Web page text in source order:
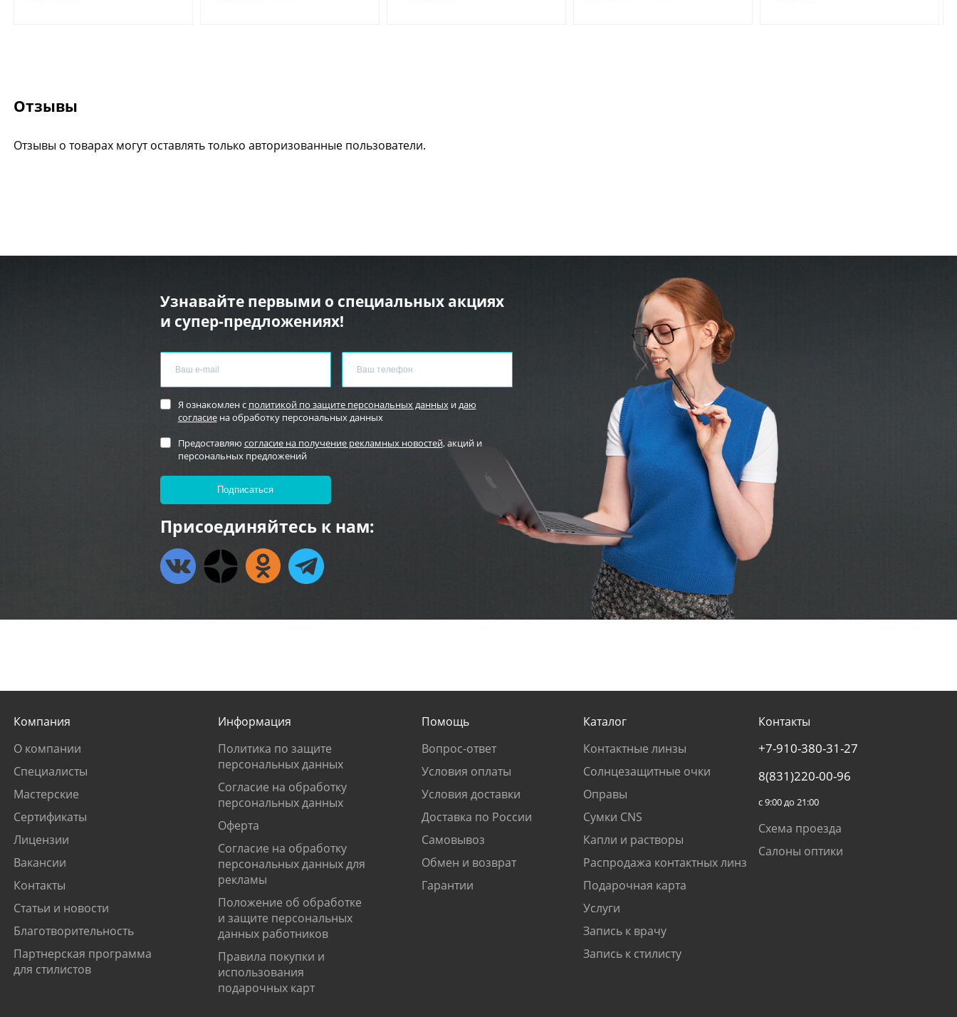
Отзывы
Отзывы о товарах могут оставлять только авторизованные пользователи.
Узнавайте первыми о специальных акциях
и супер-предложениях!
Я ознакомлен с политикой по защите персональных данныхидаю
согласиена обработку персональных данных
Предоставляю согласие на получение рекламных новостей, акций и
персональных предложений
Присоединяйтесь к нам:
Компания
О компании
Специалисты
Мастерские
Сертификаты
Лицензии
Вакансии
Контакты
Статьи и новости
Благотворительность
Партнерская программа
для стилистов
Информация
Политика по защите
персональных данных
Согласие на обработку
персональных данных
Оферта
Согласие на обработку
персональных данных для
рекламы
Положение об обработке
и защите персональных
данных работников
Правила покупки и
использования
подарочных карт
Помощь
Вопрос-ответ
Условия оплаты
Условия доставки
Доставка по России
Самовывоз
Обмен и возврат
Гарантии
Каталог
Контактные линзы
Солнцезащитные очки
Оправы
Сумки CNS
Капли и растворы
Распродажа контактных линз
Подарочная карта
Услуги
Запись к врачу
Запись к стилисту
Контакты
+7-910-380-31-27
8(831)220-00-96
с 9:00 до 21:00
Схема проезда
Салоны оптики